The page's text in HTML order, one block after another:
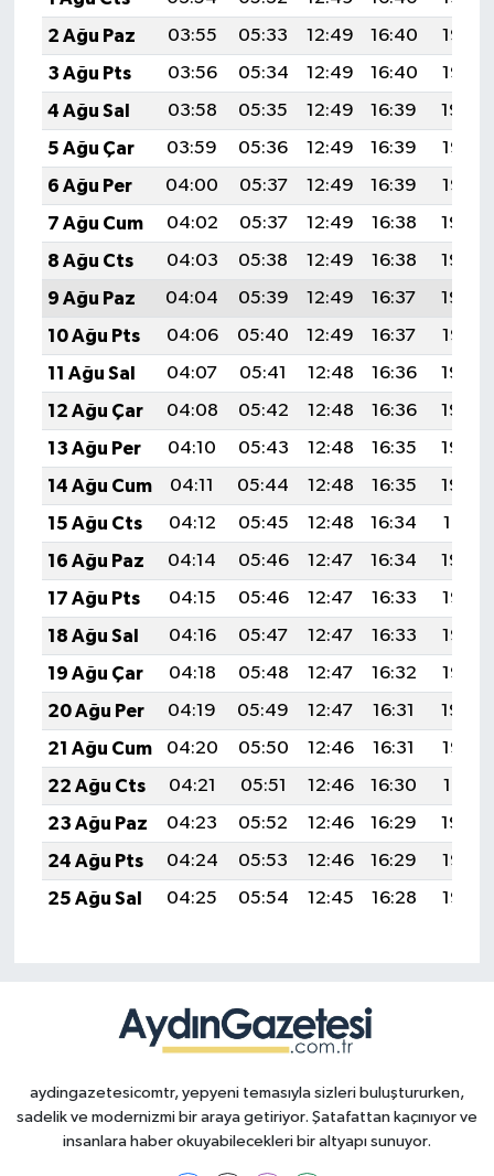
2 Ağu Paz
03:55 05:33 12:49 16:40
19:56
3 Ağu Pts
03:56 05:34 12:49 16:40
19:55
4 Ağu Sal
03:58 05:35 12:49 16:39
19:54
5 Ağu Çar
03:59 05:36 12:49 16:39
19:53
6 Ağu Per
04:00 05:37 12:49 16:39
19:52
7 Ağu Cum
04:02 05:37 12:49 16:38
19:50
8 Ağu Cts
04:03 05:38 12:49 16:38
19:49
9 Ağu Paz
04:04 05:39 12:49 16:37
19:48
10 Ağu Pts
04:06 05:40 12:49 16:37
19:47
11 Ağu Sal
04:07 05:41 12:48 16:36
19:46
12 Ağu Çar
04:08 05:42 12:48 16:36
19:44
13 Ağu Per
04:10 05:43 12:48 16:35
19:43
14 Ağu Cum
04:11 05:44 12:48 16:35
19:42
15 Ağu Cts
04:12 05:45 12:48 16:34
19:41
16 Ağu Paz
04:14 05:46 12:47 16:34
19:39
17 Ağu Pts
04:15 05:46 12:47 16:33
19:38
18 Ağu Sal
04:16 05:47 12:47 16:33
19:37
19 Ağu Çar
04:18 05:48 12:47 16:32
19:35
20 Ağu Per
04:19 05:49 12:47 16:31
19:34
21 Ağu Cum
04:20 05:50 12:46 16:31
19:33
22 Ağu Cts
04:21 05:51 12:46 16:30
19:31
23 Ağu Paz
04:23 05:52 12:46 16:29
19:30
24 Ağu Pts
04:24 05:53 12:46 16:29
19:28
25 Ağu Sal
04:25 05:54 12:45 16:28 19:27
aydingazetesicomtr, yepyeni temasıyla sizleri buluştururken,
sadelik ve modernizmi bir araya getiriyor. Şatafattan kaçınıyor ve
insanlara haber okuyabilecekleri bir altyapı sunuyor.